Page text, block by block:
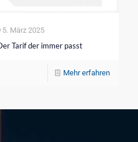
5. März 2025
Tarif der immer passt
Mehr erfahren